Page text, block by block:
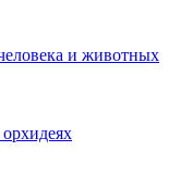
и животных